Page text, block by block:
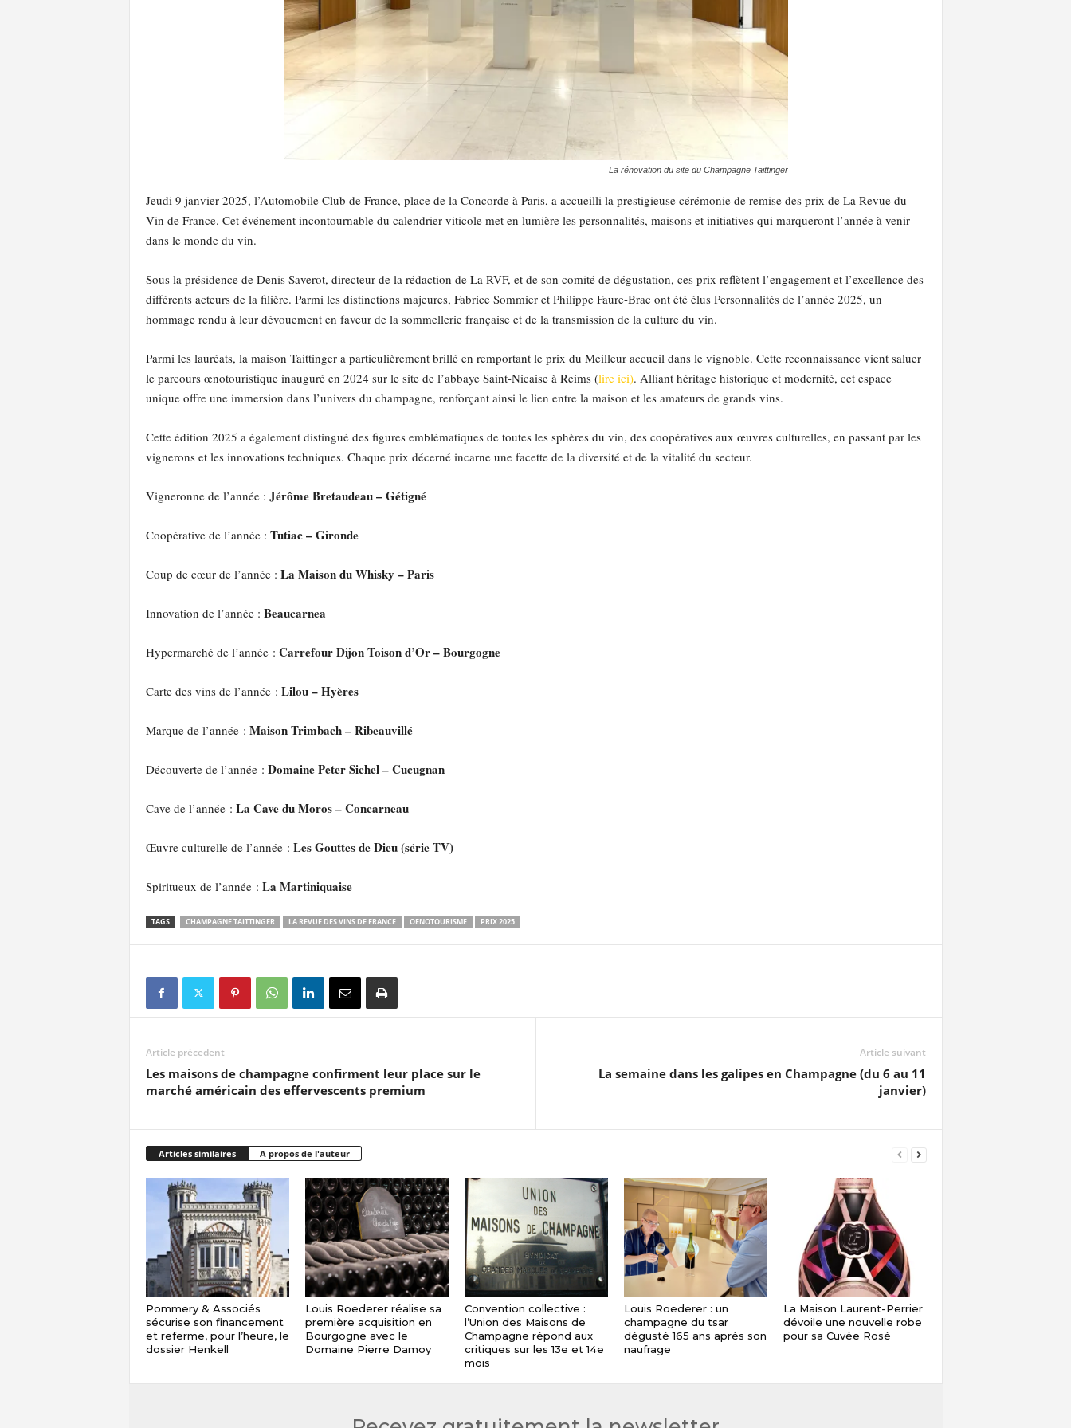
La rénovation du site du Champagne Taittinger
Jeudi 9 janvier 2025, l’Automobile Club de France, place de la Concorde à Paris, a accueilli la prestigieuse cérémonie de remise des prix de La Revue du
Vin de France. Cet événement incontournable du calendrier viticole met en lumière les personnalités, maisons et initiatives qui marqueront l’année à venir
dans le monde du vin.
Sous la présidence de Denis Saverot, directeur de la rédaction de La RVF, et de son comité de dégustation, ces prix reflètent l’engagement et l’excellence des
différents acteurs de la filière. Parmi les distinctions majeures, Fabrice Sommier et Philippe Faure-Brac ont été élus Personnalités de l’année 2025, un
hommage rendu à leur dévouement en faveur de la sommellerie française et de la transmission de la culture du vin.
Parmi les lauréats, la maison Taittinger a particulièrement brillé en remportant le prix du Meilleur accueil dans le vignoble. Cette reconnaissance vient saluer
le parcours œnotouristique inauguré en 2024 sur le site de l’abbaye Saint-Nicaise à Reims (lire ici). Alliant héritage historique et modernité, cet espace
unique offre une immersion dans l’univers du champagne, renforçant ainsi le lien entre la maison et les amateurs de grands vins.
Cette édition 2025 a également distingué des figures emblématiques de toutes les sphères du vin, des coopératives aux œuvres culturelles, en passant par les
vignerons et les innovations techniques. Chaque prix décerné incarne une facette de la diversité et de la vitalité du secteur.
Vigneronne de l’année : Jérôme Bretaudeau – Gétigné
Coopérative de l’année : Tutiac – Gironde
Coup de cœur de l’année : La Maison du Whisky – Paris
Innovation de l’année : Beaucarnea
Hypermarché de l’année : Carrefour Dijon Toison d’Or – Bourgogne
Carte des vins de l’année : Lilou – Hyères
Marque de l’année : Maison Trimbach – Ribeauvillé
Découverte de l’année : Domaine Peter Sichel – Cucugnan
Cave de l’année : La Cave du Moros – Concarneau
Œuvre culturelle de l’année : Les Gouttes de Dieu (série TV)
Spiritueux de l’année : La Martiniquaise
TAGS CHAMPAGNE TAITTINGER LA REVUE DES VINS DE FRANCE OENOTOURISME PRIX 2025
Article précedent
Les maisons de champagne confirment leur place sur le
marché américain des effervescents premium
Article suivant
La semaine dans les galipes en Champagne (du 6 au 11
janvier)
Articles similaires A propos de l'auteur
Pommery & Associés
sécurise son financement
et referme, pour l’heure, le
dossier Henkell
Louis Roederer réalise sa
première acquisition en
Bourgogne avec le
Domaine Pierre Damoy
Convention collective :
l’Union des Maisons de
Champagne répond aux
critiques sur les 13e et 14e
mois
Louis Roederer : un
champagne du tsar
dégusté 165 ans après son
naufrage
La Maison Laurent-Perrier
dévoile une nouvelle robe
pour sa Cuvée Rosé